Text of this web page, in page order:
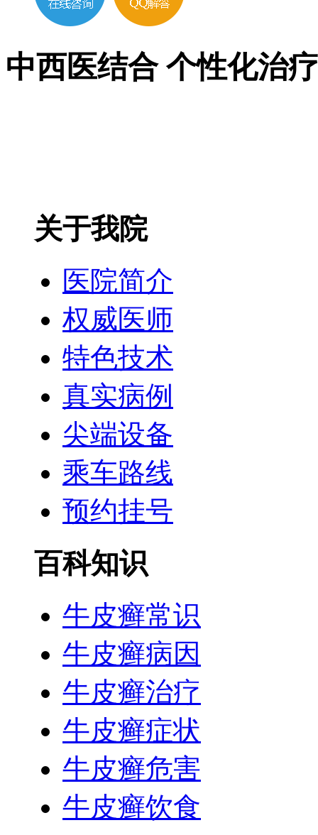
中西医结合 个性化治
关于我院
医院简介
权威医师
特色技术
真实病例
尖端设备
乘车路线
预约挂号
百科知识
牛皮癣常识
牛皮癣病因
牛皮癣治疗
牛皮癣症状
牛皮癣危害
牛皮癣饮食